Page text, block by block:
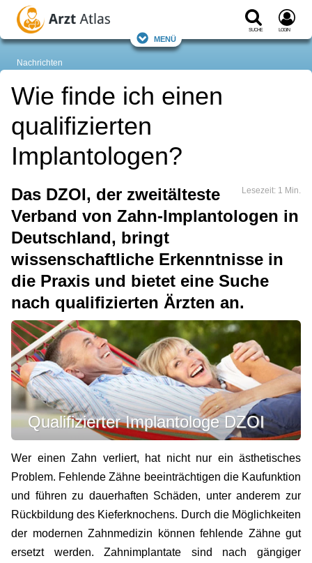
Suche Login
Menü
Nachrichten
Wie finde ich einen
qualifizierten
Implantologen?
Lesezeit: 1 Min.
Das DZOI, der zweitälteste
Verband von Zahn-Implantologen in
Deutschland, bringt
wissenschaftliche Erkenntnisse in
die Praxis und bietet eine Suche
nach qualifizierten Ärzten an.
Qualifizierter Implantologe DZOI
Wer einen Zahn verliert, hat nicht nur ein ästhetisches
Problem. Fehlende Zähne beeinträchtigen die Kaufunktion
und führen zu dauerhaften Schäden, unter anderem zur
Rückbildung des Kieferknochens. Durch die Möglichkeiten
der modernen Zahnmedizin können fehlende Zähne gut
ersetzt werden. Zahnimplantate sind nach gängiger